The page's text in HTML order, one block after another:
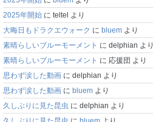
2025年開始 に teltel より
大晦日もドラクエウォーク に bluem より
素晴らしいブルーモーメント に delphian より
素晴らしいブルーモーメント に 応援団 より
思わず涙した動画 に delphian より
思わず涙した動画 に bluem より
久しぶりに見た昆虫 に delphian より